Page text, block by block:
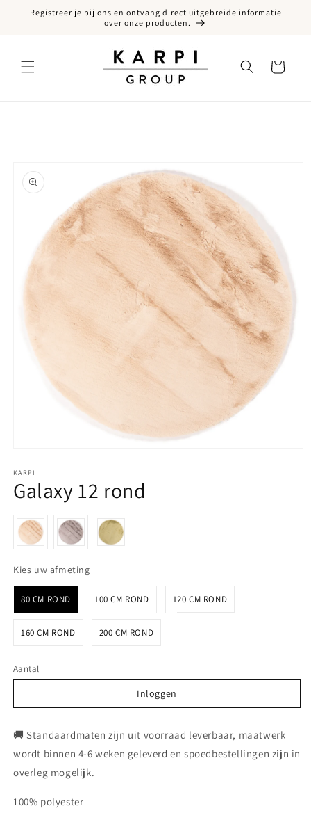
naar de content
Registreer je bij ons en ontvang direct uitgebreide informatie
over onze producten.
Winkelwagen
naar productinformatie
KARPI
Galaxy 12 rond
Kies uw afmetingKies uw afmeting
80 CM ROND 100 CM ROND 120 CM ROND
160 CM ROND 200 CM ROND
Aantal
Inloggen
Inloggen
🚚 Standaardmaten zijn uit voorraad leverbaar, maatwerk
wordt binnen 4-6 weken geleverd en spoedbestellingen zijn in
overleg mogelijk.
100% polyester